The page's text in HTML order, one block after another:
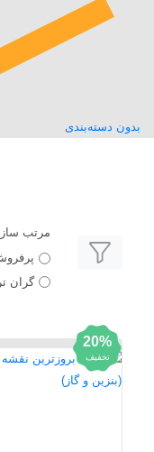
بدون دسته‌بندی
مرتب
گران
20%
تخفیف